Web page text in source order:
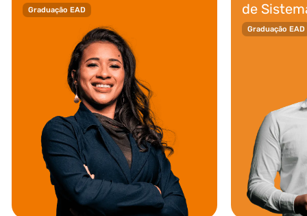
Graduação EAD
de
Graduação EAD